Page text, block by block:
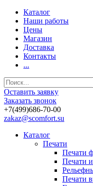
Каталог
Наши работы
Цены
Магазин
Доставка
Контакты
...
Оставить заявку
Заказать звонок
+7(499)686-70-00
zakaz@scomfort.su
Каталог
Печати
Печати
Печати
Печати